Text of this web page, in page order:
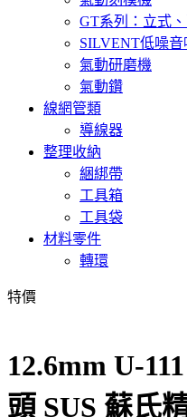
GT系列：立式
SILVENT低噪音
氣動研磨機
氣動鑽
線網管類
導線器
整理收納
綑綁帶
工具箱
工具袋
材料零件
轉環
特價
12.6mm U-
頭 SUS 蘇氏